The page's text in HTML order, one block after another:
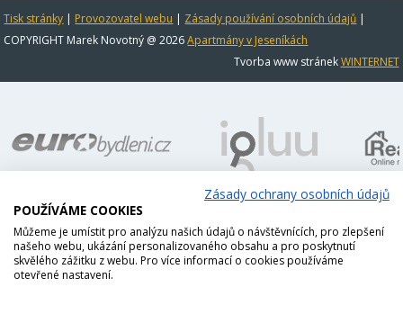
Tisk stránky | Provozovatel webu | Zásady používání osobních údajů |
COPYRIGHT Marek Novotný @ 2026Apartmány v Jeseníkách
Tvorba www stránekWINTERNET
Zásady ochrany osobních údajů
POUŽÍVÁME COOKIES
Můžeme je umístit pro analýzu našich údajů o návštěvnících, pro zlepšení
našeho webu, ukázání personalizovaného obsahu a pro poskytnutí
skvělého zážitku z webu. Pro více informací o cookies používáme
otevřené nastavení.